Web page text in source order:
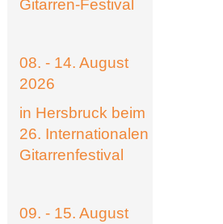
Gitarren-Festival
08. - 14. August
2026
in Hersbruck beim
26. Internationalen
Gitarrenfestival
09. - 15. August